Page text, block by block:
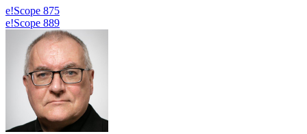
e!Scope 875
e!Scope 889